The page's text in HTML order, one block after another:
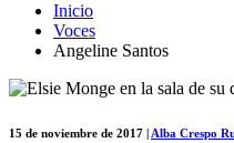
Inicio
Voces
Angeline Santos
15 de noviembre de 2017 | Alba Crespo